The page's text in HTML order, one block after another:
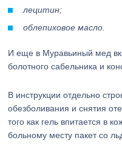
лецитин;
облепиховое масло.
И еще в Муравьиный мед
болотного сабельника и
В инструкции отдельно
обезболивания и снятия
того как гель впитается в
больному месту пакет со